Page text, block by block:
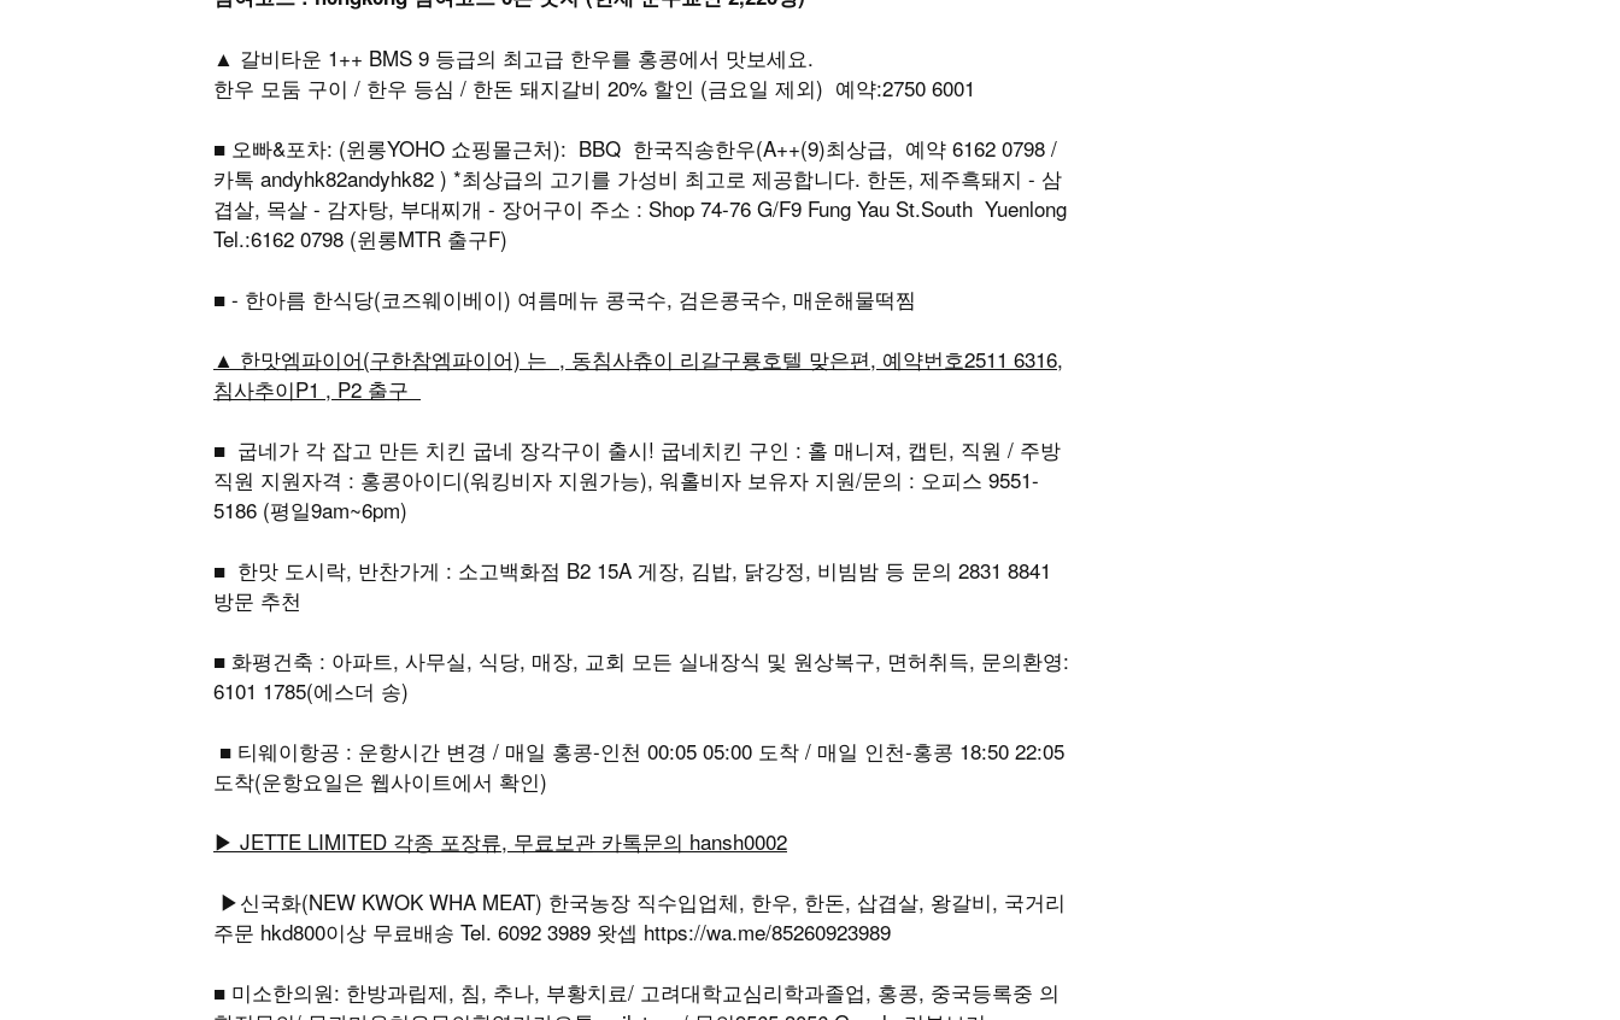
▲ 갈비타운 1++ BMS 9 등급의 최고급 한우를 홍콩에서 맛보세요.
한우 모둠 구이 / 한우 등심 / 한돈 돼지갈비 20% 할인 (금요일 제외) 예약:2750 6001
■ 오빠&포차: (윈롱YOHO 쇼핑몰근처): BBQ 한국직송한우(A++(9)최상급, 예약 6162 0798 /
카톡 andyhk82andyhk82 ) *최상급의 고기를 가성비 최고로 제공합니다. 한돈, 제주흑돼지 - 삼
겹살, 목살 - 감자탕, 부대찌개 - 장어구이 주소 : Shop 74-76 G/F9 Fung Yau St.South Yuenlong
Tel.:6162 0798 (윈롱MTR 출구F)
■ - 한아름 한식당(코즈웨이베이) 여름메뉴 콩국수, 검은콩국수, 매운해물떡찜
▲ 한맛엠파이어(구한참엠파이어) 는 , 동침사츄이 리갈구룡호텔 맞은편, 예약번호2511 6316,
침사추이P1 , P2 출구
■ 굽네가 각 잡고 만든 치킨 굽네 장각구이 출시! 굽네치킨 구인 : 홀 매니져, 캡틴, 직원 / 주방
직원 지원자격 : 홍콩아이디(워킹비자 지원가능), 워홀비자 보유자 지원/문의 : 오피스 9551-
5186 (평일9am~6pm)
■ 한맛 도시락, 반찬가게 : 소고백화점 B2 15A 게장, 김밥, 닭강정, 비빔밤 등 문의 2831 8841
방문 추천
■ 화평건축 : 아파트, 사무실, 식당, 매장, 교회 모든 실내장식 및 원상복구, 면허취득, 문의환영:
6101 1785(에스더 송)
■ 티웨이항공 : 운항시간 변경 / 매일 홍콩-인천 00:05 05:00 도착 / 매일 인천-홍콩 18:50 22:05
도착(운항요일은 웹사이트에서 확인)
▶ JETTE LIMITED 각종 포장류, 무료보관 카톡문의 hansh0002
▶신국화(NEW KWOK WHA MEAT) 한국농장 직수입업체, 한우, 한돈, 삽겹살, 왕갈비, 국거리
주문 hkd800이상 무료배송 Tel. 6092 3989 왓셉 https://wa.me/85260923989
■ 미소한의원: 한방과립제, 침, 추나, 부황치료/ 고려대학교심리학과졸업, 홍콩, 중국등록중 의